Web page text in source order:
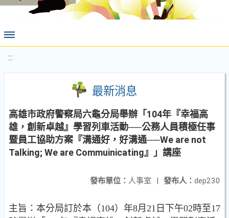
:::
最新消息
高雄市政府警察局六龜分局舉辦「104年『幸福高
雄，創新卓越』學習列車活動──公務人員積極任事
暨員工協助方案『溝通好，好溝通──We are not
Talking; We are Commuinicating』」講座
發布人： dep230
發布單位： 人事室 |
主旨：本分局訂於本（104）年8月21日下午02時至17